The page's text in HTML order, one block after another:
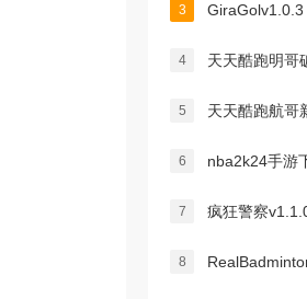
3 GiraGolv1.0.3
4 天天酷跑明哥
5 天天酷跑航哥
6
7 疯狂警察
8